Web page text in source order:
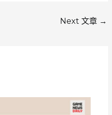
Next 文章 →